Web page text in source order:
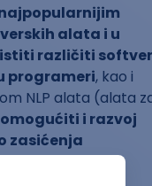
alata i u
različiti
programeri, kao i
NLP alata (alata
i razvoj
zasićenja